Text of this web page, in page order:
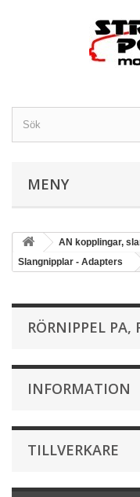
MENY
AN kopplingar,
Slangnipplar - Adapters
RÖRNIPPEL PA,
INFORMATION
TILLVERKARE